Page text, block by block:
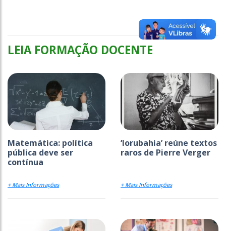
LEIA FORMAÇÃO DOCENTE
Matemática: política
pública deve ser
contínua
+ Mais Informações
‘Iorubahia’ reúne textos
raros de Pierre Verger
+ Mais Informações